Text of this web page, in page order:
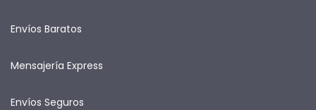
Envíos Baratos
Mensajería Express
Envíos Seguros